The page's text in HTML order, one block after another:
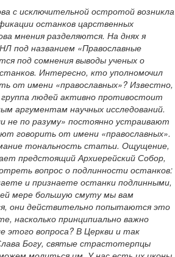
с исключительной остротой возникла
останков царственных
мнения разделяются. На днях я
под названием «Православные
под сомнения выводы ученых о
Интересно, кто уполномочил
от имени «православных»? Известно,
людей активно противостоит
аргументам научных исследований.
не по разуму» постоянно устраивают
говорить от имени «православных».
тональность статьи. Ощущение,
предстоящий Архиерейский Собор,
вопрос о подлинности останков:
и признаете останки подлинными,
мере большую смуту мы вам
они действительно попытаются это
насколько принципиально важно
этого вопроса? В Церкви и так
Богу, святые страстотерпцы